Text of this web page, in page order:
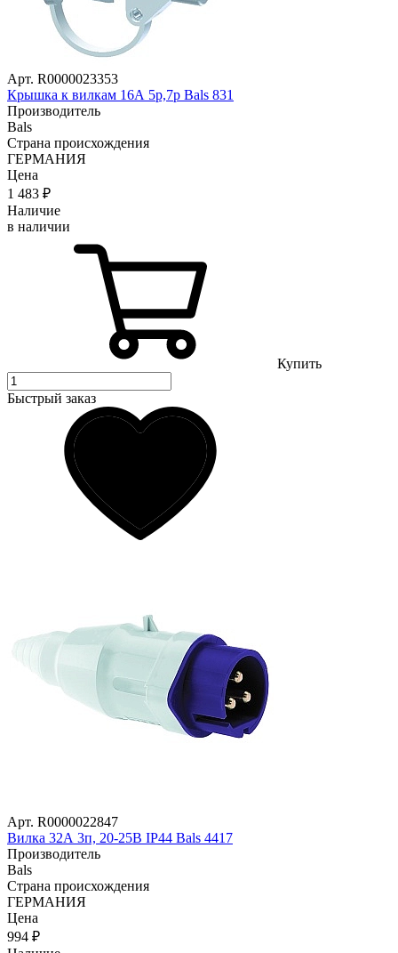
Арт. R0000023353
Крышка к вилкам 16А 5р,7р Bals 831
Производитель
Bals
Страна происхождения
ГЕРМАНИЯ
Цена
1 483 ₽
Наличие
в наличии
Купить
Быстрый заказ
Арт. R0000022847
Вилка 32А 3п, 20-25В IP44 Bals 4417
Производитель
Bals
Страна происхождения
ГЕРМАНИЯ
Цена
994 ₽